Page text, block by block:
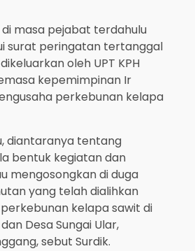
masa pejabat terdahulu
surat peringatan tertanggal
oleh UPT KPH
kepemimpinan Ir
perkebunan kelapa
diantaranya tentang
bentuk kegiatan dan
mengosongkan di duga
yang telah dialihkan
kelapa sawit di
Desa Sungai Ular,
sebut Surdik.